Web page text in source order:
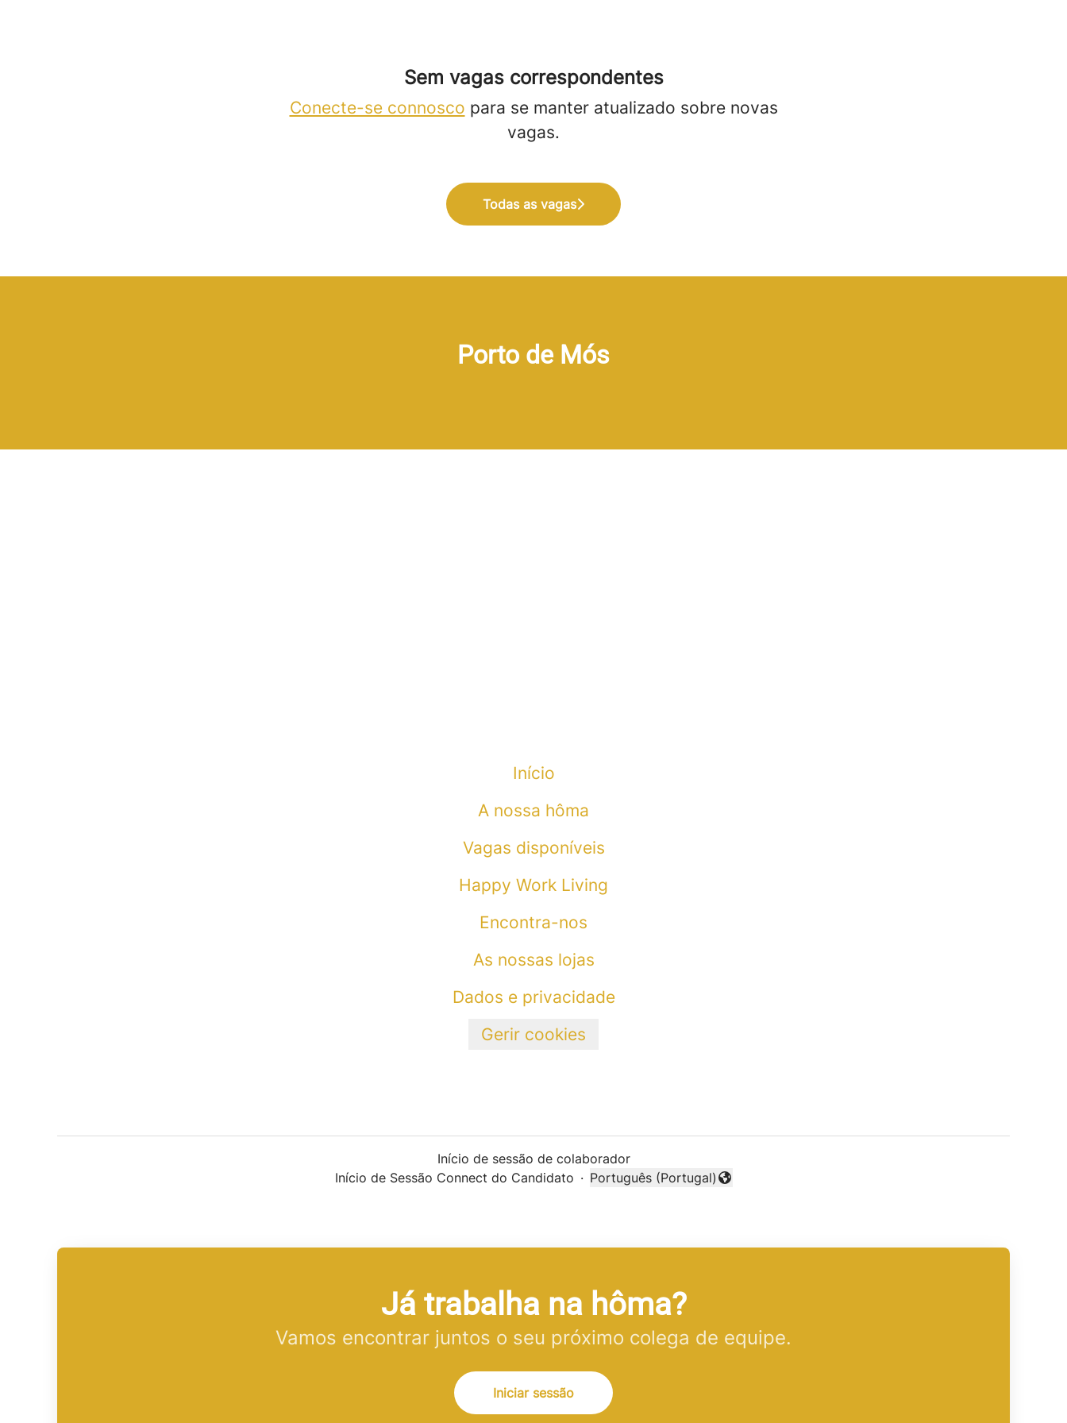
Sem vagas correspondentes
Conecte-se connosco para se manter atualizado sobre novas
vagas.
Todas as vagas
Porto de Mós
Início
A nossa hôma
Vagas disponíveis
Happy Work Living
Encontra-nos
As nossas lojas
Dados e privacidade
Gerir cookies
Início de sessão de colaborador
Início de Sessão Connect do Candidato ·
Alterar idioma
Português (Portugal)
Já trabalha na hôma?
Vamos encontrar juntos o seu próximo colega de equipe.
Iniciar sessão